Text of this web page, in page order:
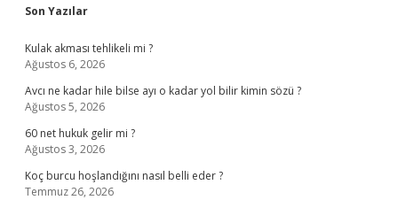
Sidebar
Son Yazılar
Kulak akması tehlikeli mi ?
Ağustos 6, 2026
Avcı ne kadar hile bilse ayı o kadar yol bilir kimin sözü ?
Ağustos 5, 2026
60 net hukuk gelir mi ?
Ağustos 3, 2026
Koç burcu hoşlandığını nasıl belli eder ?
Temmuz 26, 2026